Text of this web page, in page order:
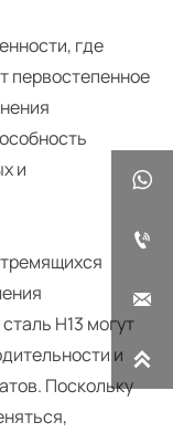
где
первостепенное
и
H13 могут
и
Поскольку



